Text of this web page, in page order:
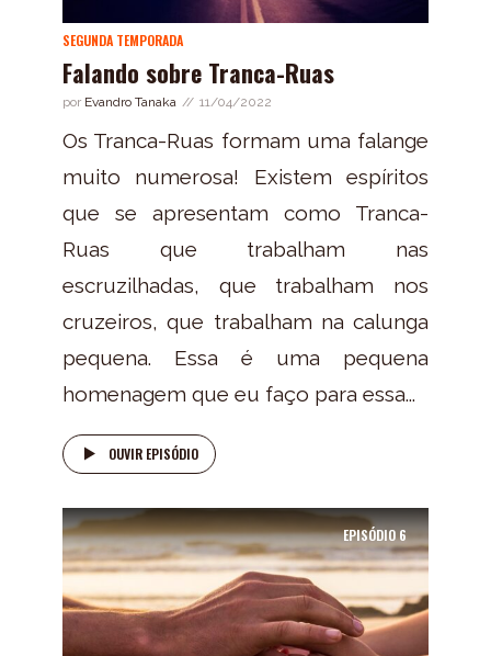
SEGUNDA TEMPORADA
Falando sobre Tranca-Ruas
por Evandro Tanaka 11/04/2022
Os Tranca-Ruas formam uma falange
muito numerosa! Existem espíritos
que se apresentam como Tranca-
Ruas que trabalham nas
escruzilhadas, que trabalham nos
cruzeiros, que trabalham na calunga
pequena. Essa é uma pequena
homenagem que eu faço para essa...
OUVIR EPISÓDIO
EPISÓDIO6